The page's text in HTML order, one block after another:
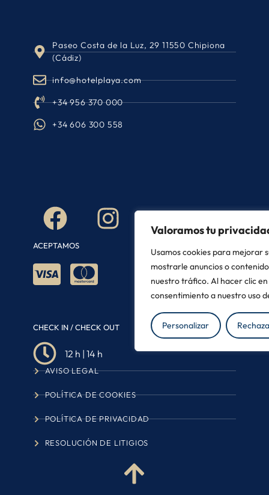
Valoramos tu
Usamos cookies para mejorar
mostrarle anuncios o
nuestro tráfico. Al hacer clic en
consentimiento a nuestro uso
Personalizar
Paseo Costa de la Luz, 29 11550 Chipiona
(Cádiz)
info@hotelplaya.com
+34 956 370 000
+34 606 300 558
ACEPTAMOS
CHECK IN / CHECK OUT
12 h | 14 h
AVISO LEGAL
POLÍTICA DE COOKIES
POLÍTICA DE PRIVACIDAD
RESOLUCIÓN DE LITIGIOS